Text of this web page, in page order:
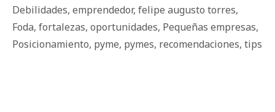
Debilidades, emprendedor, felipe augusto torres,
Foda, fortalezas, oportunidades, Pequeñas empresas,
Posicionamiento, pyme, pymes, recomendaciones, tips